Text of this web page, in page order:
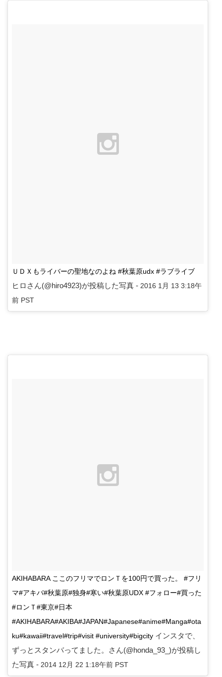
ＵＤＸもライバーの聖地なのよね #秋葉原udx #ラブライブ
ヒロさん(@hiro4923)が投稿した写真 - 2016 1月 13 3:18午
前 PST
AKIHABARA ここのフリマでロンＴを100円で買った。 #フリ
マ#アキバ#秋葉原#独身#寒い#秋葉原UDX #フォロー#買った
#ロンＴ#東京#日本
#AKIHABARA#AKIBA#JAPAN#Japanese#anime#Manga#ota
ku#kawaii#travel#trip#visit #university#bigcity インスタで、
ずっとスタンバってました。さん(@honda_93_)が投稿し
た写真 - 2014 12月 22 1:18午前 PST